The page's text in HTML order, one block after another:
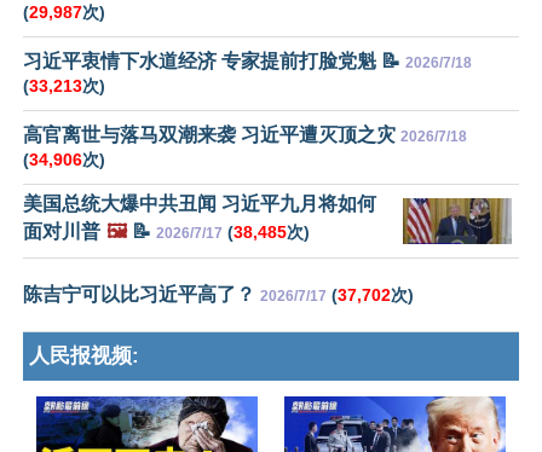
(29,987次)
习近平衷情下水道经济 专家提前打脸党魁 📝 2026/7/18
(33,213次)
高官离世与落马双潮来袭 习近平遭灭顶之灾 2026/7/18
(34,906次)
美国总统大爆中共丑闻 习近平九月将如何
面对川普 🖼️📝 2026/7/17 (38,485次)
陈吉宁可以比习近平高了？ 2026/7/17 (37,702次)
人民报视频: